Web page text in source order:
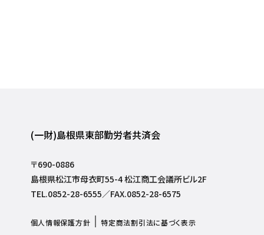
(一財)島根県東部勤労者共済会
〒690-0886
島根県松江市母衣町55-4 松江商工会議所ビル2F
TEL.0852-28-6555／FAX.0852-28-6575
個人情報保護方針 特定商法割引法に基づく表示